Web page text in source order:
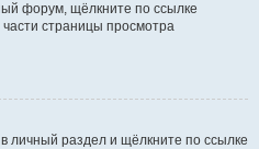
форум, щёлкните по ссылке
страницы просмотра
личный раздел и щёлкните по ссылке